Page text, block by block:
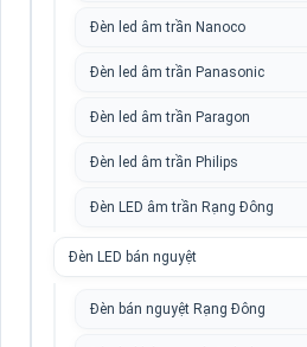
Đèn led âm trần Nanoco
Đèn led âm trần Panasonic
Đèn led âm trần Paragon
Đèn led âm trần Philips
Đèn LED âm trần Rạng Đông
Đèn LED bán nguyệt
Đèn bán nguyệt Rạng Đông